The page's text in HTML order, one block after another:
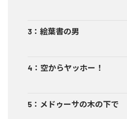
3 ： 絵葉書の男
4 ： 空からヤッホー！
5 ： メドゥーサの木の下で